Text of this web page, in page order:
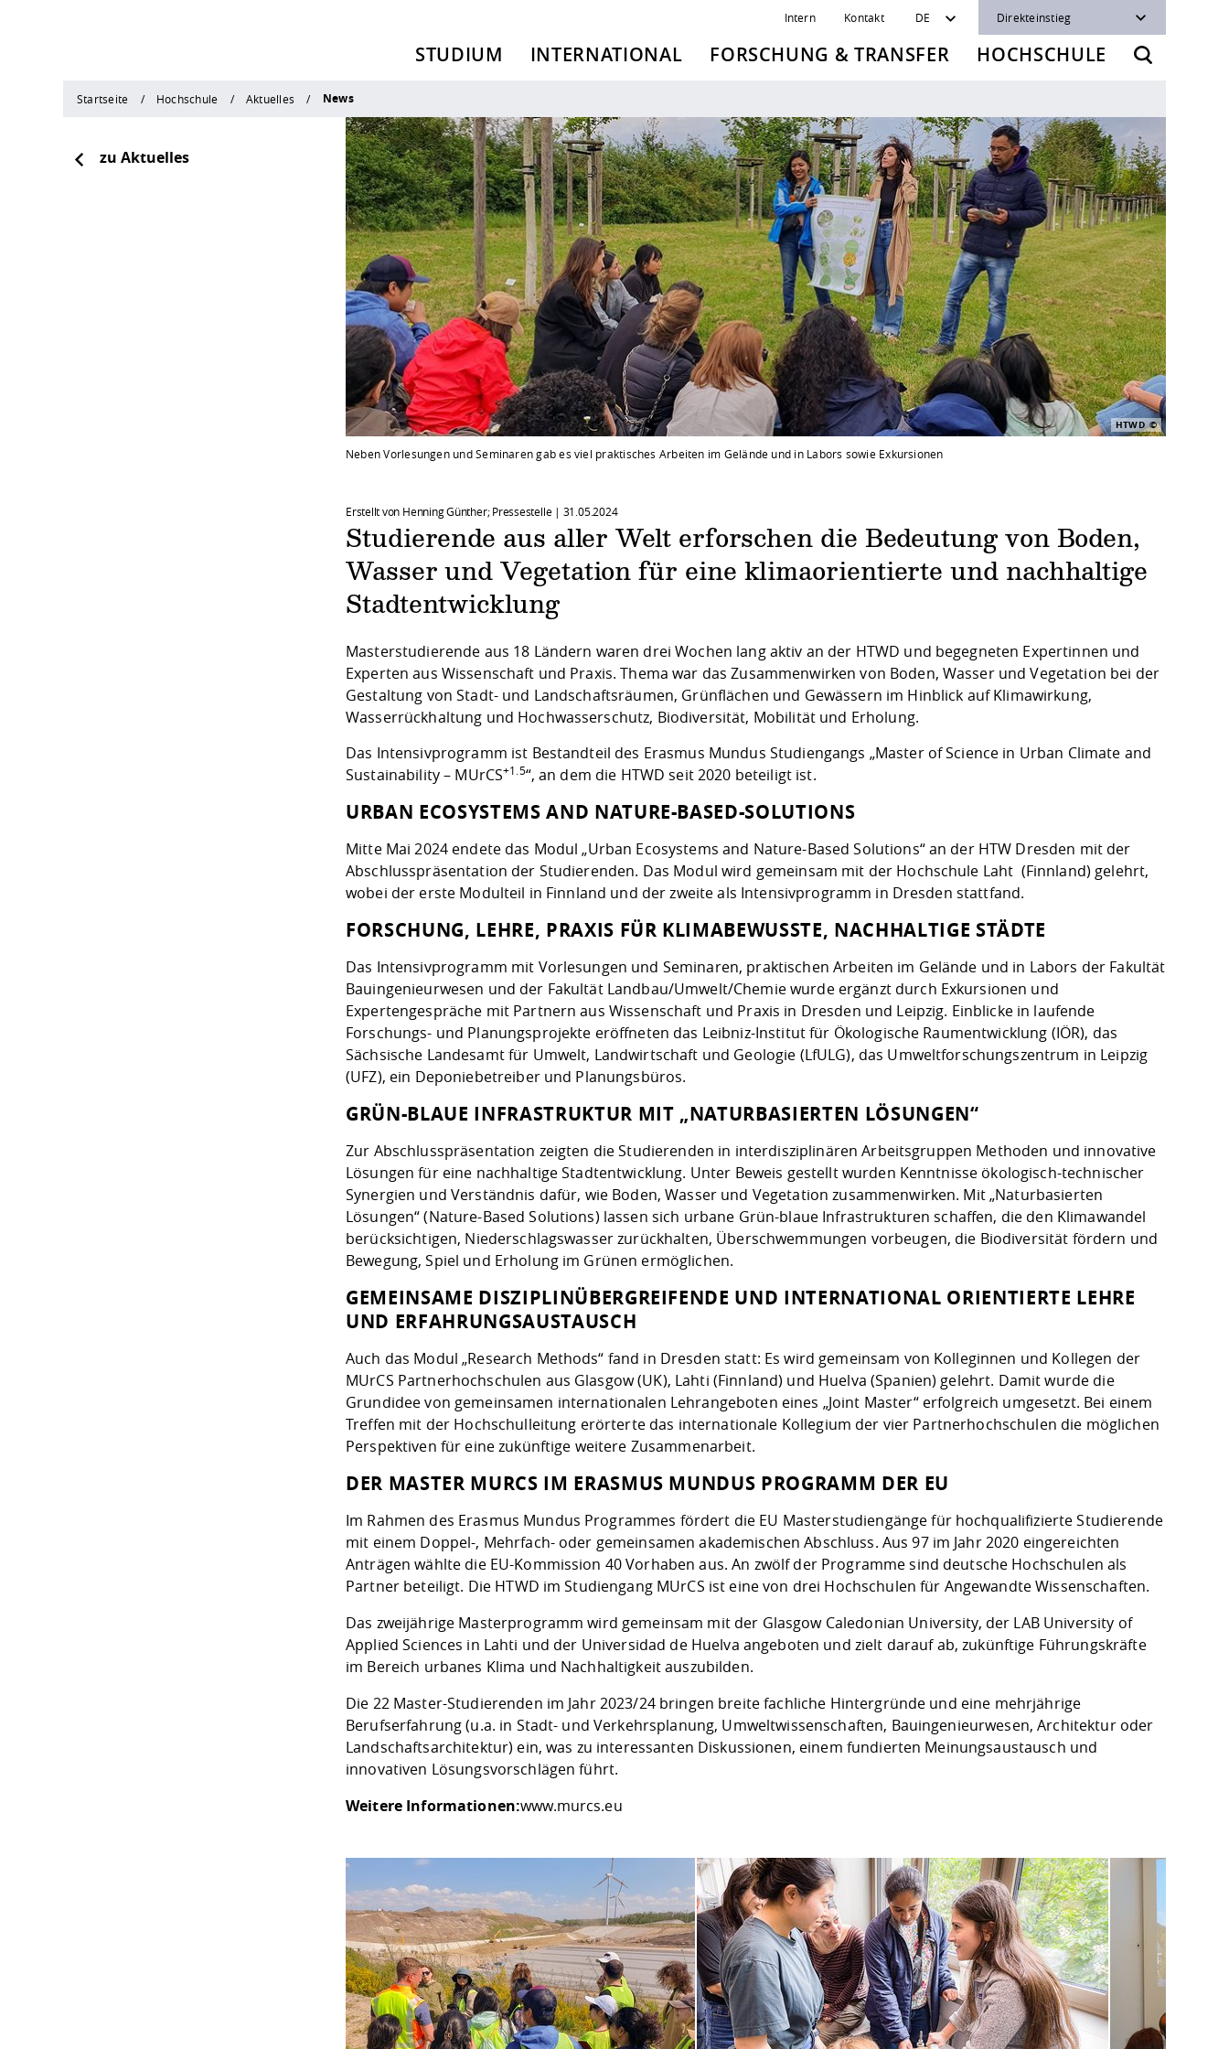
Intern Kontakt DE Direkteinstieg
STUDIUM INTERNATIONAL FORSCHUNG & TRANSFER HOCHSCHULE
Startseite Hochschule Aktuelles News
zu Aktuelles
HTWD
Neben Vorlesungen und Seminaren gab es viel praktisches Arbeiten im Gelände und in Labors sowie Exkursionen
Erstellt von Henning Günther; Pressestelle | 31.05.2024
Studierende aus aller Welt erforschen die Bedeutung von Boden,
Wasser und Vegetation für eine klimaorientierte und nachhaltige
Stadtentwicklung
Masterstudierende aus 18 Ländern waren drei Wochen lang aktiv an der HTWD und begegneten Expertinnen und
Experten aus Wissenschaft und Praxis. Thema war das Zusammenwirken von Boden, Wasser und Vegetation bei der
Gestaltung von Stadt- und Landschaftsräumen, Grünflächen und Gewässern im Hinblick auf Klimawirkung,
Wasserrückhaltung und Hochwasserschutz, Biodiversität, Mobilität und Erholung.
Das Intensivprogramm ist Bestandteil des Erasmus Mundus Studiengangs „Master of Science in Urban Climate and
Sustainability – MUrCS+1.5“, an dem die HTWD seit 2020 beteiligt ist.
URBAN ECOSYSTEMS AND NATURE-BASED-SOLUTIONS
Mitte Mai 2024 endete das Modul „Urban Ecosystems and Nature-Based Solutions“ an der HTW Dresden mit der
Abschlusspräsentation der Studierenden. Das Modul wird gemeinsam mit der Hochschule Laht (Finnland) gelehrt,
wobei der erste Modulteil in Finnland und der zweite als Intensivprogramm in Dresden stattfand.
FORSCHUNG, LEHRE, PRAXIS FÜR KLIMABEWUSSTE, NACHHALTIGE STÄDTE
Das Intensivprogramm mit Vorlesungen und Seminaren, praktischen Arbeiten im Gelände und in Labors der Fakultät
Bauingenieurwesen und der Fakultät Landbau/Umwelt/Chemie wurde ergänzt durch Exkursionen und
Expertengespräche mit Partnern aus Wissenschaft und Praxis in Dresden und Leipzig. Einblicke in laufende
Forschungs- und Planungsprojekte eröffneten das Leibniz-Institut für Ökologische Raumentwicklung (IÖR), das
Sächsische Landesamt für Umwelt, Landwirtschaft und Geologie (LfULG), das Umweltforschungszentrum in Leipzig
(UFZ), ein Deponiebetreiber und Planungsbüros.
GRÜN-BLAUE INFRASTRUKTUR MIT „NATURBASIERTEN LÖSUNGEN“
Zur Abschlusspräsentation zeigten die Studierenden in interdisziplinären Arbeitsgruppen Methoden und innovative
Lösungen für eine nachhaltige Stadtentwicklung. Unter Beweis gestellt wurden Kenntnisse ökologisch-technischer
Synergien und Verständnis dafür, wie Boden, Wasser und Vegetation zusammenwirken. Mit „Naturbasierten
Lösungen“ (Nature-Based Solutions) lassen sich urbane Grün-blaue Infrastrukturen schaffen, die den Klimawandel
berücksichtigen, Niederschlagswasser zurückhalten, Überschwemmungen vorbeugen, die Biodiversität fördern und
Bewegung, Spiel und Erholung im Grünen ermöglichen.
GEMEINSAME DISZIPLINÜBERGREIFENDE UND INTERNATIONAL ORIENTIERTE LEHRE
UND ERFAHRUNGSAUSTAUSCH
Auch das Modul „Research Methods“ fand in Dresden statt: Es wird gemeinsam von Kolleginnen und Kollegen der
MUrCS Partnerhochschulen aus Glasgow (UK), Lahti (Finnland) und Huelva (Spanien) gelehrt. Damit wurde die
Grundidee von gemeinsamen internationalen Lehrangeboten eines „Joint Master“ erfolgreich umgesetzt. Bei einem
Treffen mit der Hochschulleitung erörterte das internationale Kollegium der vier Partnerhochschulen die möglichen
Perspektiven für eine zukünftige weitere Zusammenarbeit.
DER MASTER MURCS IM ERASMUS MUNDUS PROGRAMM DER EU
Im Rahmen des Erasmus Mundus Programmes fördert die EU Masterstudiengänge für hochqualifizierte Studierende
mit einem Doppel-, Mehrfach- oder gemeinsamen akademischen Abschluss. Aus 97 im Jahr 2020 eingereichten
Anträgen wählte die EU-Kommission 40 Vorhaben aus. An zwölf der Programme sind deutsche Hochschulen als
Partner beteiligt. Die HTWD im Studiengang MUrCS ist eine von drei Hochschulen für Angewandte Wissenschaften.
Das zweijährige Masterprogramm wird gemeinsam mit der Glasgow Caledonian University, der LAB University of
Applied Sciences in Lahti und der Universidad de Huelva angeboten und zielt darauf ab, zukünftige Führungskräfte
im Bereich urbanes Klima und Nachhaltigkeit auszubilden.
Die 22 Master-Studierenden im Jahr 2023/24 bringen breite fachliche Hintergründe und eine mehrjährige
Berufserfahrung (u.a. in Stadt- und Verkehrsplanung, Umweltwissenschaften, Bauingenieurwesen, Architektur oder
Landschaftsarchitektur) ein, was zu interessanten Diskussionen, einem fundierten Meinungsaustausch und
innovativen Lösungsvorschlägen führt.
Weitere Informationen:www.murcs.eu